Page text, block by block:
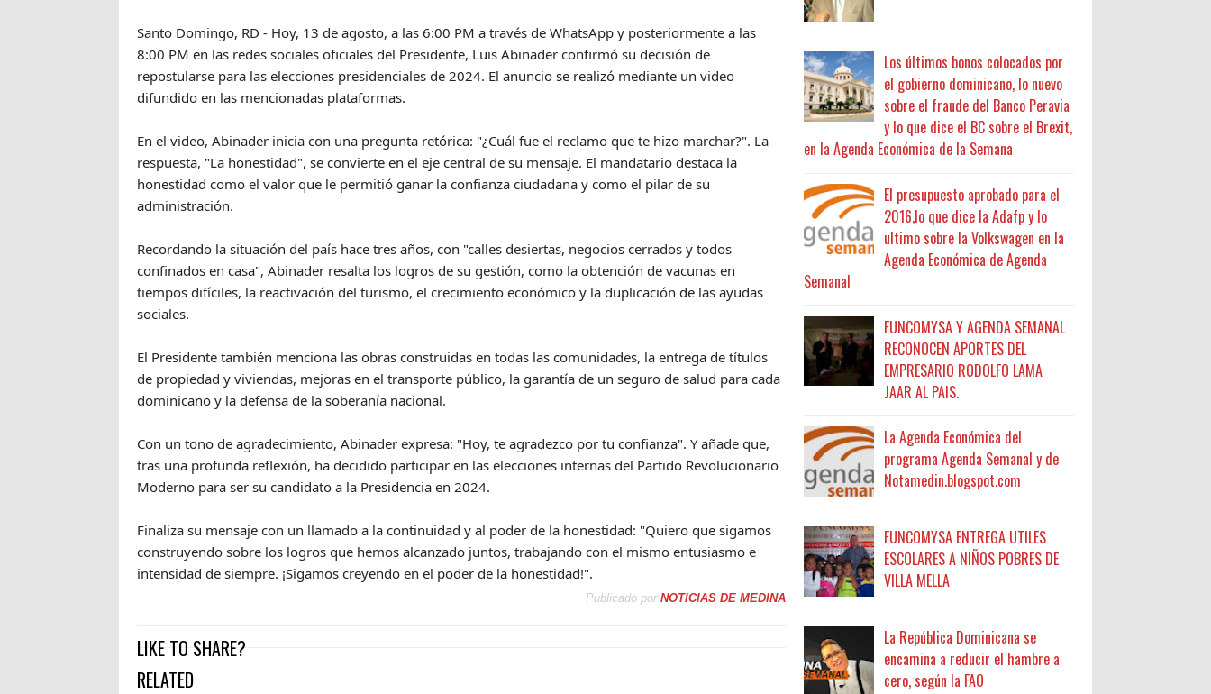
Santo Domingo, RD - Hoy, 13 de agosto, a las 6:00 PM a través de WhatsApp y posteriormente a las
8:00 PM en las redes sociales oficiales del Presidente, Luis Abinader confirmó su decisión de
repostularse para las elecciones presidenciales de 2024. El anuncio se realizó mediante un video
difundido en las mencionadas plataformas.
En el video, Abinader inicia con una pregunta retórica: "¿Cuál fue el reclamo que te hizo marchar?". La
respuesta, "La honestidad", se convierte en el eje central de su mensaje. El mandatario destaca la
honestidad como el valor que le permitió ganar la confianza ciudadana y como el pilar de su
administración.
Recordando la situación del país hace tres años, con "calles desiertas, negocios cerrados y todos
confinados en casa", Abinader resalta los logros de su gestión, como la obtención de vacunas en
tiempos difíciles, la reactivación del turismo, el crecimiento económico y la duplicación de las ayudas
sociales.
El Presidente también menciona las obras construidas en todas las comunidades, la entrega de títulos
de propiedad y viviendas, mejoras en el transporte público, la garantía de un seguro de salud para cada
dominicano y la defensa de la soberanía nacional.
Con un tono de agradecimiento, Abinader expresa: "Hoy, te agradezco por tu confianza". Y añade que,
tras una profunda reflexión, ha decidido participar en las elecciones internas del Partido Revolucionario
Moderno para ser su candidato a la Presidencia en 2024.
Finaliza su mensaje con un llamado a la continuidad y al poder de la honestidad: "Quiero que sigamos
construyendo sobre los logros que hemos alcanzado juntos, trabajando con el mismo entusiasmo e
intensidad de siempre. ¡Sigamos creyendo en el poder de la honestidad!".
Publicado por NOTICIAS DE MEDINA
LIKE TO SHARE?
RELATED
Los últimos bonos colocados por
el gobierno dominicano, lo nuevo
sobre el fraude del Banco Peravia
y lo que dice el BC sobre el Brexit,
en la Agenda Económica de la Semana
El presupuesto aprobado para el
2016,lo que dice la Adafp y lo
ultimo sobre la Volkswagen en la
Agenda Económica de Agenda
Semanal
FUNCOMYSA Y AGENDA SEMANAL
RECONOCEN APORTES DEL
EMPRESARIO RODOLFO LAMA
JAAR AL PAIS.
La Agenda Económica del
programa Agenda Semanal y de
Notamedin.blogspot.com
FUNCOMYSA ENTREGA UTILES
ESCOLARES A NIÑOS POBRES DE
VILLA MELLA
La República Dominicana se
encamina a reducir el hambre a
cero, según la FAO